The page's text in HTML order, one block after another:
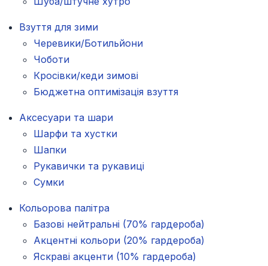
Взуття для зими
Черевики/Ботильйони
Чоботи
Кросівки/кеди зимові
Бюджетна оптимізація взуття
Аксесуари та шари
Шарфи та хустки
Шапки
Рукавички та рукавиці
Сумки
Кольорова палітра
Базові нейтральні (70% гардероба)
Акцентні кольори (20% гардероба)
Яскраві акценти (10% гардероба)